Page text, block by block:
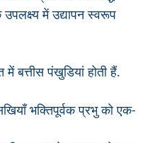
उपलक्ष्य में उद्यापन स्वरूप
बत्तीस पंखुडियां होती हैं.
भक्तिपूर्वक प्रभु को एक-